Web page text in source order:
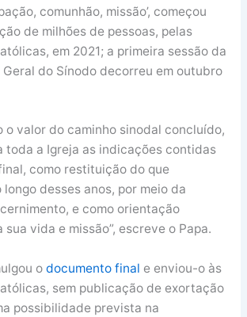
comunhão, missão’, começou
de milhões de pessoas, pelas
em 2021; a primeira sessão da
Geral do Sínodo decorreu em outubro
o valor do caminho sinodal concluído,
toda a Igreja as indicações contidas
como restituição do que
desses anos, por meio da
e como orientação
vida e missão”, escreve o Papa.
o documento final e enviou-o às
sem publicação de exortação
possibilidade prevista na